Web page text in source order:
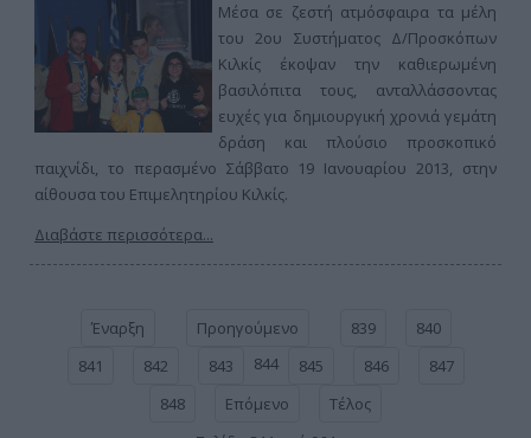
Μέσα σε ζεστή ατμόσφαιρα τα μέλη
του 2ου Συστήματος Δ/Προσκόπων
Κιλκίς έκοψαν την καθιερωμένη
βασιλόπιτα τους, ανταλλάσσοντας
ευχές για δημιουργική χρονιά γεμάτη
δράση και πλούσιο προσκοπικό
παιχνίδι, το περασμένο Σάββατο 19 Ιανουαρίου 2013, στην
αίθουσα του Επιμελητηρίου Κιλκίς.
Διαβάστε περισσότερα...
Έναρξη Προηγούμενο 839
840
841
842 843 844 845 846
847
848
Επόμενο
Τέλος